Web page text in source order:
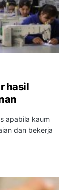
hasil
apabila kaum
dan bekerja